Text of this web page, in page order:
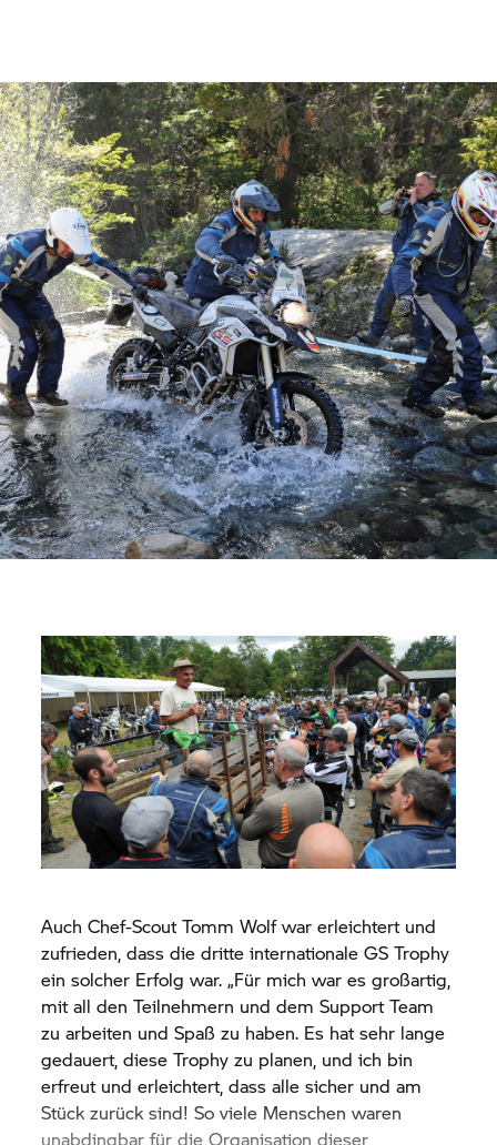
Magazins. „Vor dem Start war ich nervös, weil ich
nur sechs Tage Training in der BMW
Geländeschule in Süd Wales mit Simon Pavey und
seinem Team hatte. Sie haben mich gut
vorbereitet, und ich bin stolz, dass ich die ganze
Woche nicht gestürzt bin. DieF 800 GSist ein
genial gutes Motorrad. Beim ersten Mal ist es
vielleicht nicht einfach aufzusteigen, aber es lohnt
sich. Ich kann mir kein besseres
Motorradabenteuer vorstellen.“
Auch wenn man spürte, dass sie die Trophy
wesentlich ernster nahmen als einige der anderen
Teams, zeigten die letztlichen Sieger vom Team
Deutschland ihren Humor, als sie in hautenge,
einfarbige Ganzkörperanzüge in den Farben ihrer
Nation sprangen, um im Restaurant vor aller
Augen ihre Trophäen abzuholen. „Es ist großartig
übertroffen. Wir hatten so viel Spaß, vor allem mit
den Brasilianern und Argentiniern. Eigentlich
waren es vor allem die Menschen, die diese Tour
zu etwas Besonderes gemacht haben. Ich habe
eine HP2 zu Hause, aber ich habe es sehr
genossen, dieF 800 GSzu fahren. Auch wenn ich
ziemlich groß bin. Kurz gesagt: Ich hatte die Zeit
meines Lebens hier in Südamerika.“
Auch Chef-Scout Tomm Wolf war erleichtert und
zufrieden, dass die dritte internationaleGS Trophy
ein solcher Erfolg war. „Für mich war es großartig,
mit all den Teilnehmern und dem Support Team
zu arbeiten und Spaß zu haben. Es hat sehr lange
gedauert, diese Trophy zu planen, und ich bin
erfreut und erleichtert, dass alle sicher und am
Stück zurück sind! So viele Menschen waren
unabdingbar für die Organisation dieser